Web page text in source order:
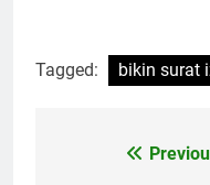
Tagged: bikin surat